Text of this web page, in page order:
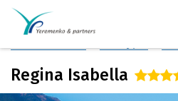
Италия
Regina Isabella